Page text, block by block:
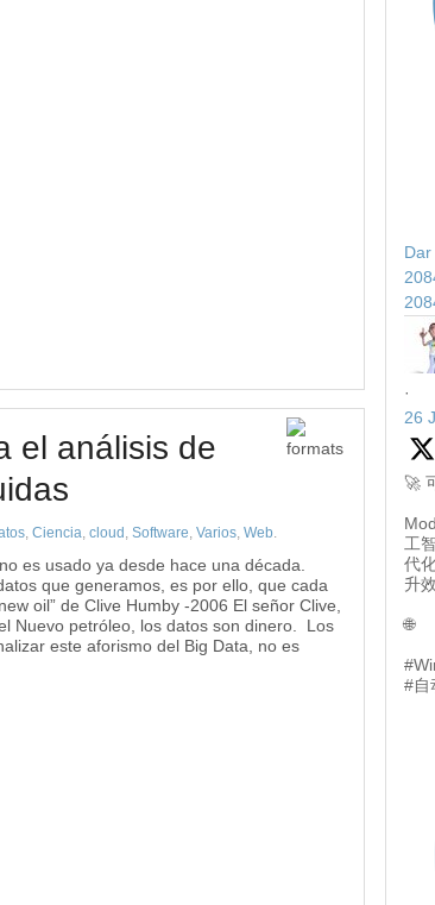
el análisis de
, Ciencia, cloud , Software, Varios, Web.
es usado ya desde hace una década.
que generamos, es por ello, que cada
oil” de Clive Humby -2006 El señor Clive,
Nuevo petróleo, los datos son dinero. Los
este aforismo del Big Data, no es
·
26
🚀
工
代
升
🌐
#自